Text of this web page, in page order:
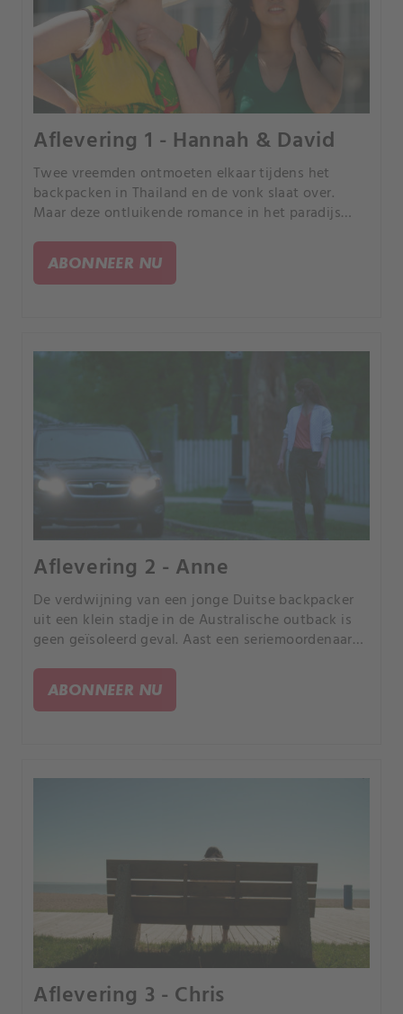
Aflevering 1 - Hannah & David
Twee vreemden ontmoeten elkaar tijdens het
backpacken in Thailand en de vonk slaat over.
Maar deze ontluikende romance in het paradijs
ABONNEER NU
Aflevering 2 - Anne
De verdwijning van een jonge Duitse backpacker
uit een klein stadje in de Australische outback is
geen geïsoleerd geval. Aast een seriemoordenaar
ABONNEER NU
Aflevering 3 - Chris